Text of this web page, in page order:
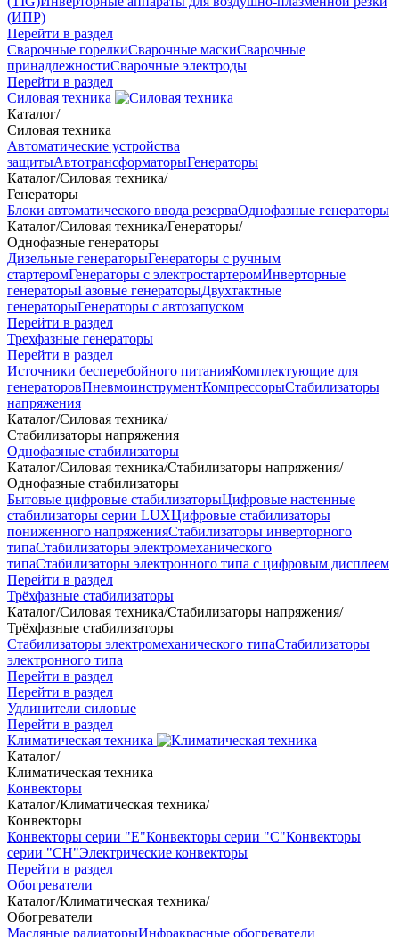
(ИПР)
Перейти в раздел
Сварочные горелкиСварочные маскиСварочные
принадлежностиСварочные электроды
Перейти в раздел
Силовая техника
Каталог/
Силовая техника
Автоматические устройства
защитыАвтотрансформаторыГенераторы
Каталог/Силовая техника/
Генераторы
Блоки автоматического ввода резерваОднофазные генераторы
Каталог/Силовая техника/Генераторы/
Однофазные генераторы
Дизельные генераторыГенераторы с ручным
стартеромГенераторы с электростартеромИнверторные
генераторыГазовые генераторыДвухтактные
генераторыГенераторы с автозапуском
Перейти в раздел
Трехфазные генераторы
Перейти в раздел
Источники бесперебойного питанияКомплектующие для
генераторовПневмоинструментКомпрессорыСтабилизаторы
напряжения
Каталог/Силовая техника/
Стабилизаторы напряжения
Однофазные стабилизаторы
Каталог/Силовая техника/Стабилизаторы напряжения/
Однофазные стабилизаторы
Бытовые цифровые стабилизаторыЦифровые настенные
стабилизаторы серии LUXЦифровые стабилизаторы
пониженного напряженияСтабилизаторы инверторного
типаСтабилизаторы электромеханического
типаСтабилизаторы электронного типа с цифровым дисплеем
Перейти в раздел
Трёхфазные стабилизаторы
Каталог/Силовая техника/Стабилизаторы напряжения/
Трёхфазные стабилизаторы
Стабилизаторы электромеханического типаСтабилизаторы
электронного типа
Перейти в раздел
Перейти в раздел
Удлинители силовые
Перейти в раздел
Климатическая техника
Каталог/
Климатическая техника
Конвекторы
Каталог/Климатическая техника/
Конвекторы
Конвекторы серии "Е"Конвекторы серии "С"Конвекторы
серии "СН"Электрические конвекторы
Перейти в раздел
Обогреватели
Каталог/Климатическая техника/
Обогреватели
Масляные радиаторыИнфракрасные обогреватели